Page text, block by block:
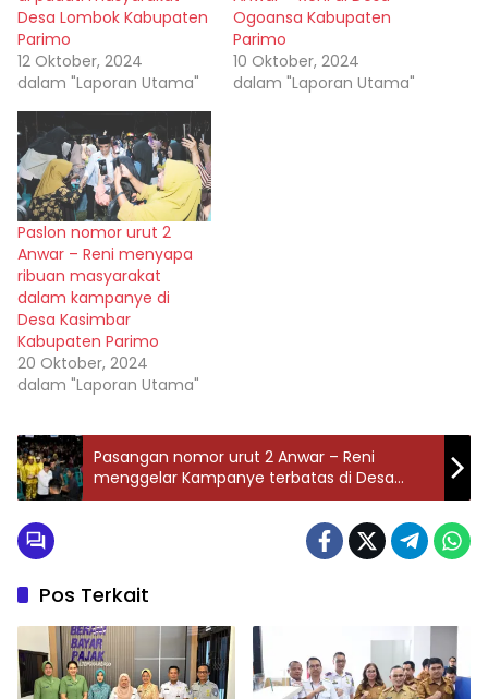
Desa Lombok Kabupaten
Parimo
12 Oktober, 2024
dalam "Laporan Utama"
Ogoansa Kabupaten
Parimo
10 Oktober, 2024
dalam "Laporan Utama"
Paslon nomor urut 2
Anwar – Reni menyapa
ribuan masyarakat
dalam kampanye di
Desa Kasimbar
Kabupaten Parimo
20 Oktober, 2024
dalam "Laporan Utama"
Pasangan nomor urut 2 Anwar – Reni
menggelar Kampanye terbatas di Desa
Siney Kabupaten Parimo
Pos Terkait